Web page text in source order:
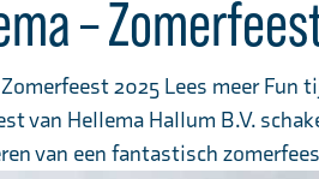
–
2025 Lees meer
van Hellema Hallum B.V.
van een fantastisch